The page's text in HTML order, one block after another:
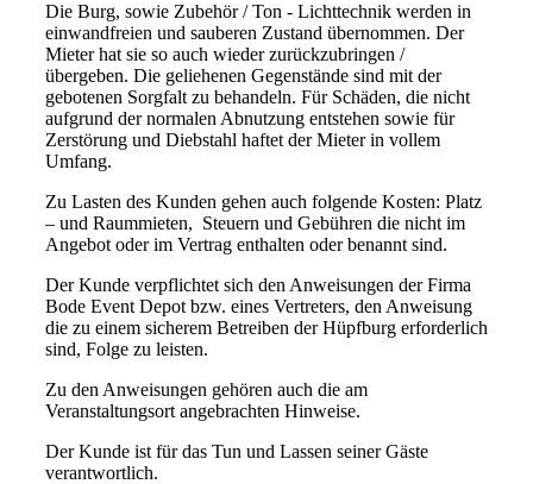
Die Burg, sowie Zubehör / Ton - Lichttechnik werden in
einwandfreien und sauberen Zustand übernommen. Der
Mieter hat sie so auch wieder zurückzubringen /
übergeben. Die geliehenen Gegenstände sind mit der
gebotenen Sorgfalt zu behandeln. Für Schäden, die nicht
aufgrund der normalen Abnutzung entstehen sowie für
Zerstörung und Diebstahl haftet der Mieter in vollem
Umfang.
Zu Lasten des Kunden gehen auch folgende Kosten: Platz
– und Raummieten, Steuern und Gebühren die nicht im
Angebot oder im Vertrag enthalten oder benannt sind.
Der Kunde verpflichtet sich den Anweisungen der Firma
Bode Event Depot bzw. eines Vertreters, den Anweisung
die zu einem sicherem Betreiben der Hüpfburg erforderlich
sind, Folge zu leisten.
Zu den Anweisungen gehören auch die am
Veranstaltungsort angebrachten Hinweise.
Der Kunde ist für das Tun und Lassen seiner Gäste
verantwortlich.